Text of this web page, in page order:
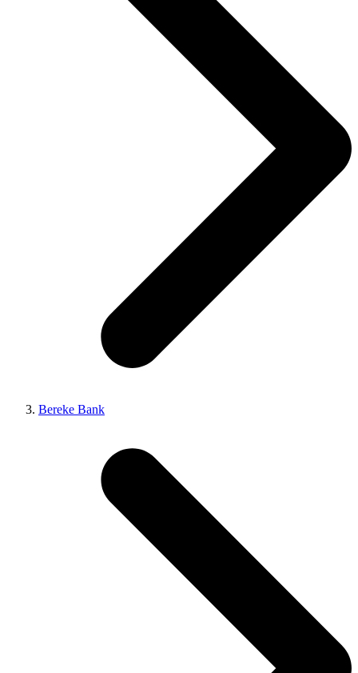
Bereke Bank